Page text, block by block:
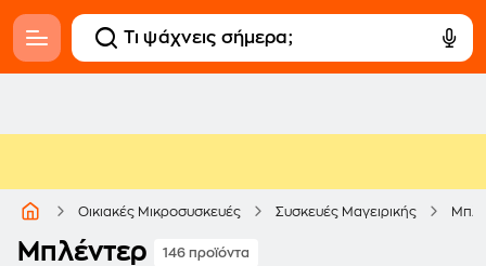
Οικιακές Μικροσυσκευές Συσκευές Μαγειρικής
Μπλέντερ 146 προϊόντα